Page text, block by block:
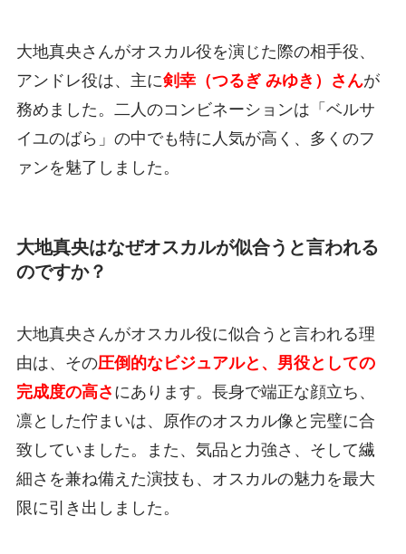
大地真央さんがオスカル役を演じた際の相手役、
アンドレ役は、主に剣幸（つるぎ みゆき）さんが
務めました。二人のコンビネーションは「ベルサ
イユのばら」の中でも特に人気が高く、多くのフ
ァンを魅了しました。
大地真央はなぜオスカルが似合うと言われる
のですか？
大地真央さんがオスカル役に似合うと言われる理
由は、その圧倒的なビジュアルと、男役としての
完成度の高さ にあります。長身で端正な顔立ち、
凛とした佇まいは、原作のオスカル像と完璧に合
致していました。また、気品と力強さ、そして繊
細さを兼ね備えた演技も、オスカルの魅力を最大
限に引き出しました。